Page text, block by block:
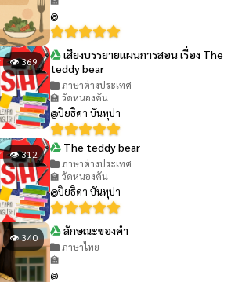
@
👁 369
เสียงบรรยายแผนการสอน เรื่อง The
teddy bear
ภาษาต่างประเทศ
🏫 วัดหนองคัน
@ปิยธิดา บันทุปา
👁 312 The teddy bear
ภาษาต่างประเทศ
🏫 วัดหนองคัน
@ปิยธิดา บันทุปา
👁 340 ลักษณะของคำ
ภาษาไทย
🏫
@